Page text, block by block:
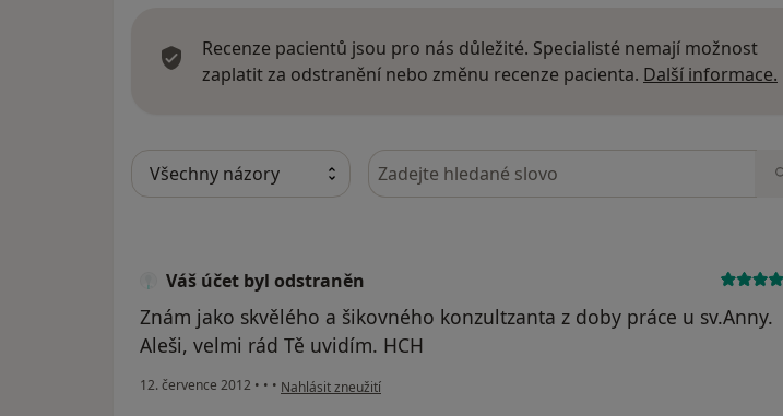
Recenze pacientů jsou pro nás důležité. Specialisté nemají možnost
zaplatit za odstranění nebo změnu recenze pacienta. Další informace.
Hledejte v názorech
Váš účet byl odstraněn
Znám jako skvělého a šikovného konzultzanta z doby práce u sv.Anny.
Aleši, velmi rád Tě uvidím. HCH
12. července 2012 • • • podle názoru uživatele Váš účet byl odstraněn
Nahlásit zneužití